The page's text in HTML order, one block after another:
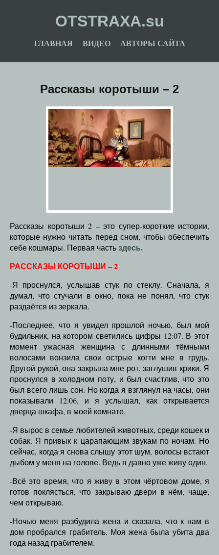
OTSTRAXA.su
ГЛАВНАЯ ВИДЕО АВТОРЫ САЙТА
Рассказы коротыши – 2
Рассказы коротыши 2 – это супер-короткие истории,
которые нужно читать перед сном, чтобы обеспечить
себе кошмары. Первая частьздесь.
РАССКАЗЫ КОРОТЫШИ – 2
-Я проснулся, услышав стук по стеклу. Сначала, я
думал, что стучали в окно, пока не понял, что стук
раздаётся из зеркала.
-Последнее, что я увидел прошлой ночью, был мой
будильник, на котором светились цифры 12:07. В этот
момент ужасная женщина с длинными тёмными
волосами вонзила свои острые когти мне в грудь.
Другой рукой, она закрыла мне рот, заглушив крики. Я
проснулся в холодном поту, и был счастлив, что это
был всего лишь сон. Но когда я взглянул на часы, они
показывали 12:06, и я услышал, как открывается
дверца шкафа, в моей комнате.
-Я вырос в семье любителей животных, среди кошек и
собак. Я привык к царапающим звукам по ночам. Но
сейчас, когда я снова слышу этот шум, волосы встают
дыбом у меня на голове. Ведь я давно уже живу один.
-Всё это время, что я живу в этом чёртовом доме, я
готов поклясться, что закрываю двери в нём, чаще,
чем открываю.
-Ночью меня разбудила жена и сказала, что к нам в
дом пробрался грабитель. Моя жена была убита два
года назад грабителем.